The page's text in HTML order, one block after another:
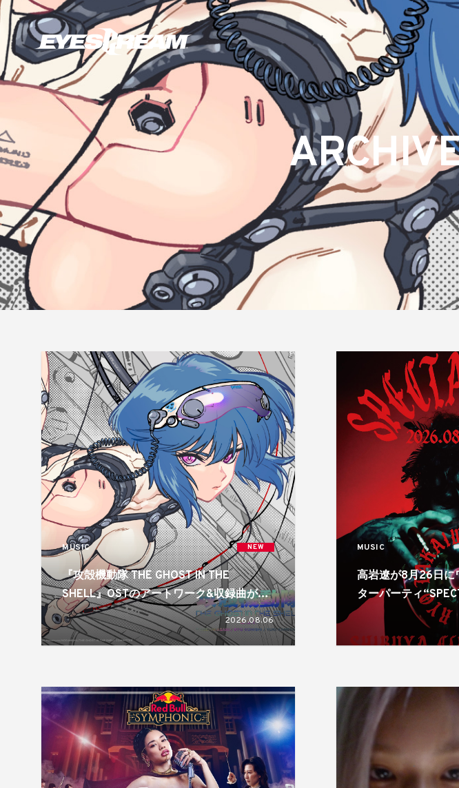
MUSIC NEW
『攻殻機動隊 THE GHOST IN THE
SHELL』OSTのアートワーク&収録曲が公
開!
2026.08.06
MUSIC
高岩遼が8月26日に
ターパーティ
リースも続々!